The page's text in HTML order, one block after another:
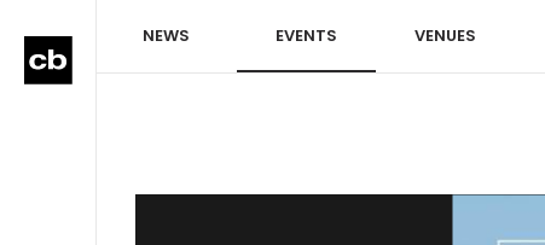
NEWS EVENTS VENUES